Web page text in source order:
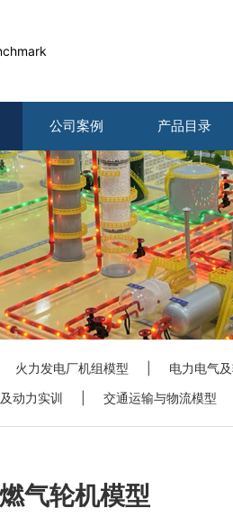
公司案例 产品目录
火力发电厂机组模型 电力电气
动力实训 交通运输与物流模型
气轮机模型